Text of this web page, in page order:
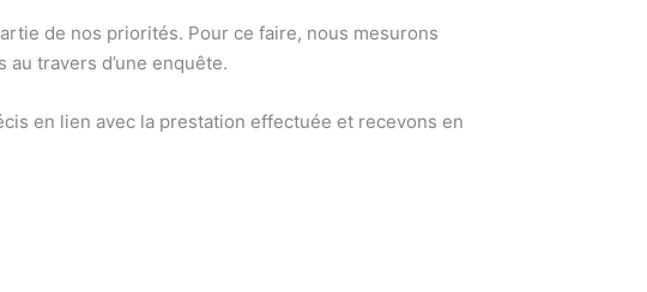
de nos priorités. Pour ce faire, nous mesurons
travers d’une enquête.
en lien avec la prestation effectuée et recevons en